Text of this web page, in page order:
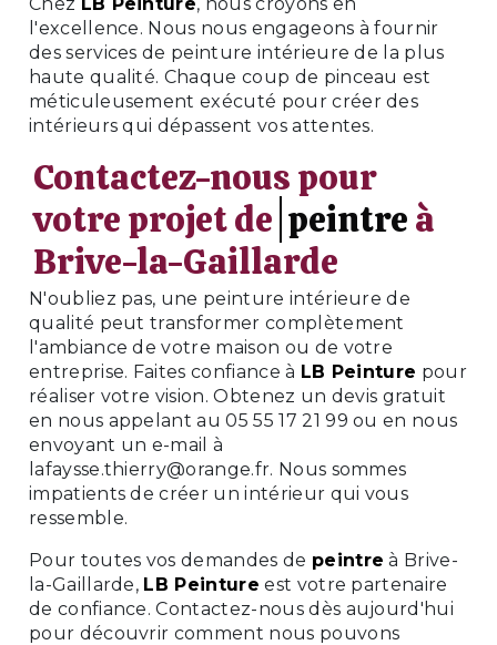
l'excellence. Nous nous engageons à fournir
des services de peinture intérieure de la plus
haute qualité. Chaque coup de pinceau est
méticuleusement exécuté pour créer des
intérieurs qui dépassent vos attentes.
Contactez-nous pour
votre projet de peintreà
Brive-la-Gaillarde
N'oubliez pas, une peinture intérieure de
qualité peut transformer complètement
l'ambiance de votre maison ou de votre
entreprise. Faites confiance à LB Peinture pour
réaliser votre vision. Obtenez un devis gratuit
en nous appelant au 05 55 17 21 99 ou en nous
envoyant un e-mail à
lafaysse.thierry@orange.fr. Nous sommes
impatients de créer un intérieur qui vous
ressemble.
Pour toutes vos demandes de peintre à Brive-
la-Gaillarde, LB Peinture est votre partenaire
de confiance. Contactez-nous dès aujourd'hui
pour découvrir comment nous pouvons